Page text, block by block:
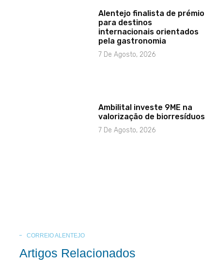
Alentejo finalista de prémio
para destinos
internacionais orientados
pela gastronomia
7 De Agosto, 2026
Ambilital investe 9ME na
valorização de biorresíduos
7 De Agosto, 2026
CORREIO ALENTEJO
Artigos Relacionados